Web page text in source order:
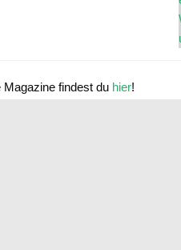
Magazine findest du hier!